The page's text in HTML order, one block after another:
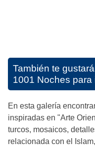
También te
1001 Noches para
En esta galería
inspiradas en "Arte
turcos, mosaicos,
relacionada con el